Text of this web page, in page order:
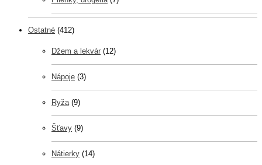
Ostatné (412)
Džem a lekvár (12)
Nápoje (3)
Ryža (9)
Šťavy (9)
Nátierky (14)